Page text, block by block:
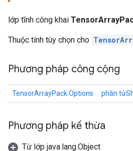
lớp tĩnh công khai
Thuộc tính tùy chọn cho
Phương pháp công cộng
TensorArrayPack.Options phần
Phương pháp kế thừa
Từ lớp java.lang.Object